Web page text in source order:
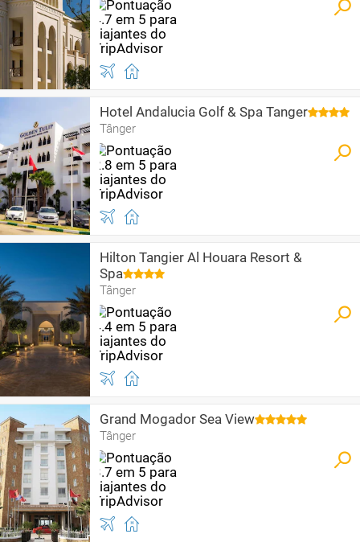
Hotel Andalucia Golf & Spa Tanger
Tânger
Hilton Tangier Al Houara Resort &
Spa
Tânger
Grand Mogador Sea View
Tânger